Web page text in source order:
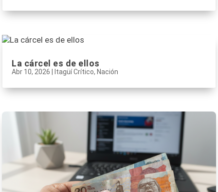
La cárcel es de ellos
Abr 10, 2026 | Itagüí Crítico, Nación